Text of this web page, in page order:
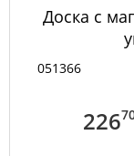
Доска с
051366
226